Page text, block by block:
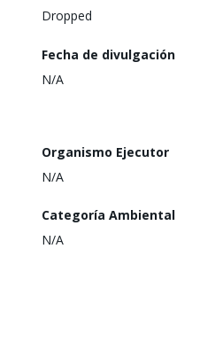
Dropped
Fecha de divulgación
N/A
Organismo Ejecutor
N/A
Categoría Ambiental
N/A